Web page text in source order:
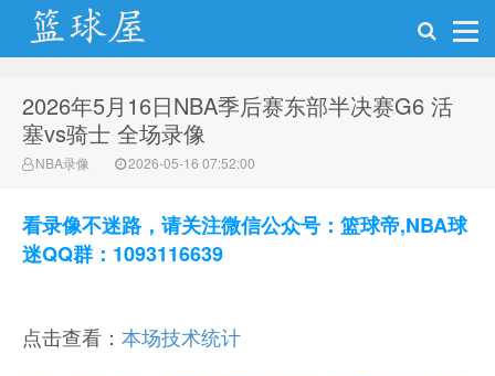
NBA录像网
2026年5月16日NBA季后赛东部半决赛G6 活
塞vs骑士 全场录像
NBA录像 2026-05-16 07:52:00
看录像不迷路，请关注微信公众号：篮球帝,NBA球
迷QQ群：1093116639
点击查看： 本场技术统计